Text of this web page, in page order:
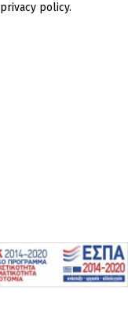
privacy policy.